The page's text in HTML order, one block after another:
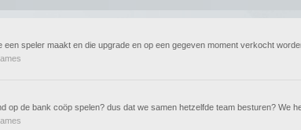
speler maakt en die upgrade en op een gegeven moment verkocht
op de bank coöp spelen? dus dat we samen hetzelfde team besturen? We